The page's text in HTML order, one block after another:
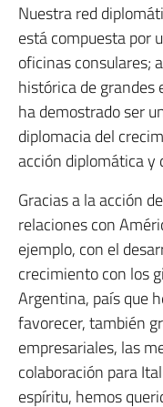
Nuestra red
está compuesta por
oficinas consulares;
histórica de grandes
ha demostrado ser
diplomacia del
acción diplomática y
Gracias a la acción
relaciones con
ejemplo, con el
crecimiento con los
Argentina, país que
favorecer, también
empresariales, las
colaboración para
espíritu, hemos